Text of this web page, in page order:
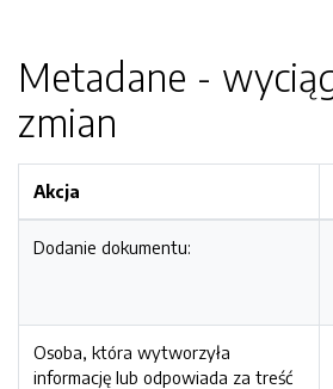
Metadane -
zmian
Akcja
Dodanie dokumentu:
Osoba, która wytworzyła
informację lub odpowiada za treść